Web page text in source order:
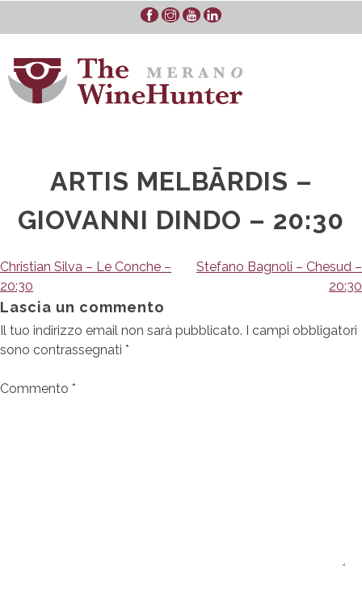
ARTIS MELBĀRDIS –
GIOVANNI DINDO – 20:30
Navigazione
articoli
Christian Silva – Le Conche –
20:30
Stefano Bagnoli – Chesud –
20:30
Lascia un commento
Il tuo indirizzo email non sarà pubblicato. I campi obbligatori
sono contrassegnati *
Commento *